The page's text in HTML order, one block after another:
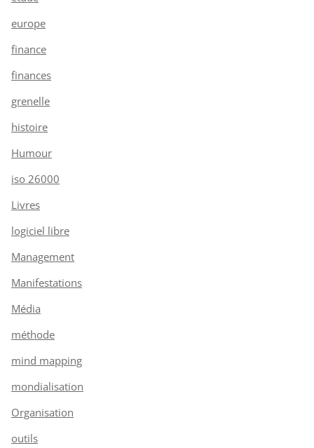
europe
finance
finances
grenelle
histoire
Humour
iso 26000
Livres
logiciel libre
Management
Manifestations
Média
méthode
mind mapping
mondialisation
Organisation
outils